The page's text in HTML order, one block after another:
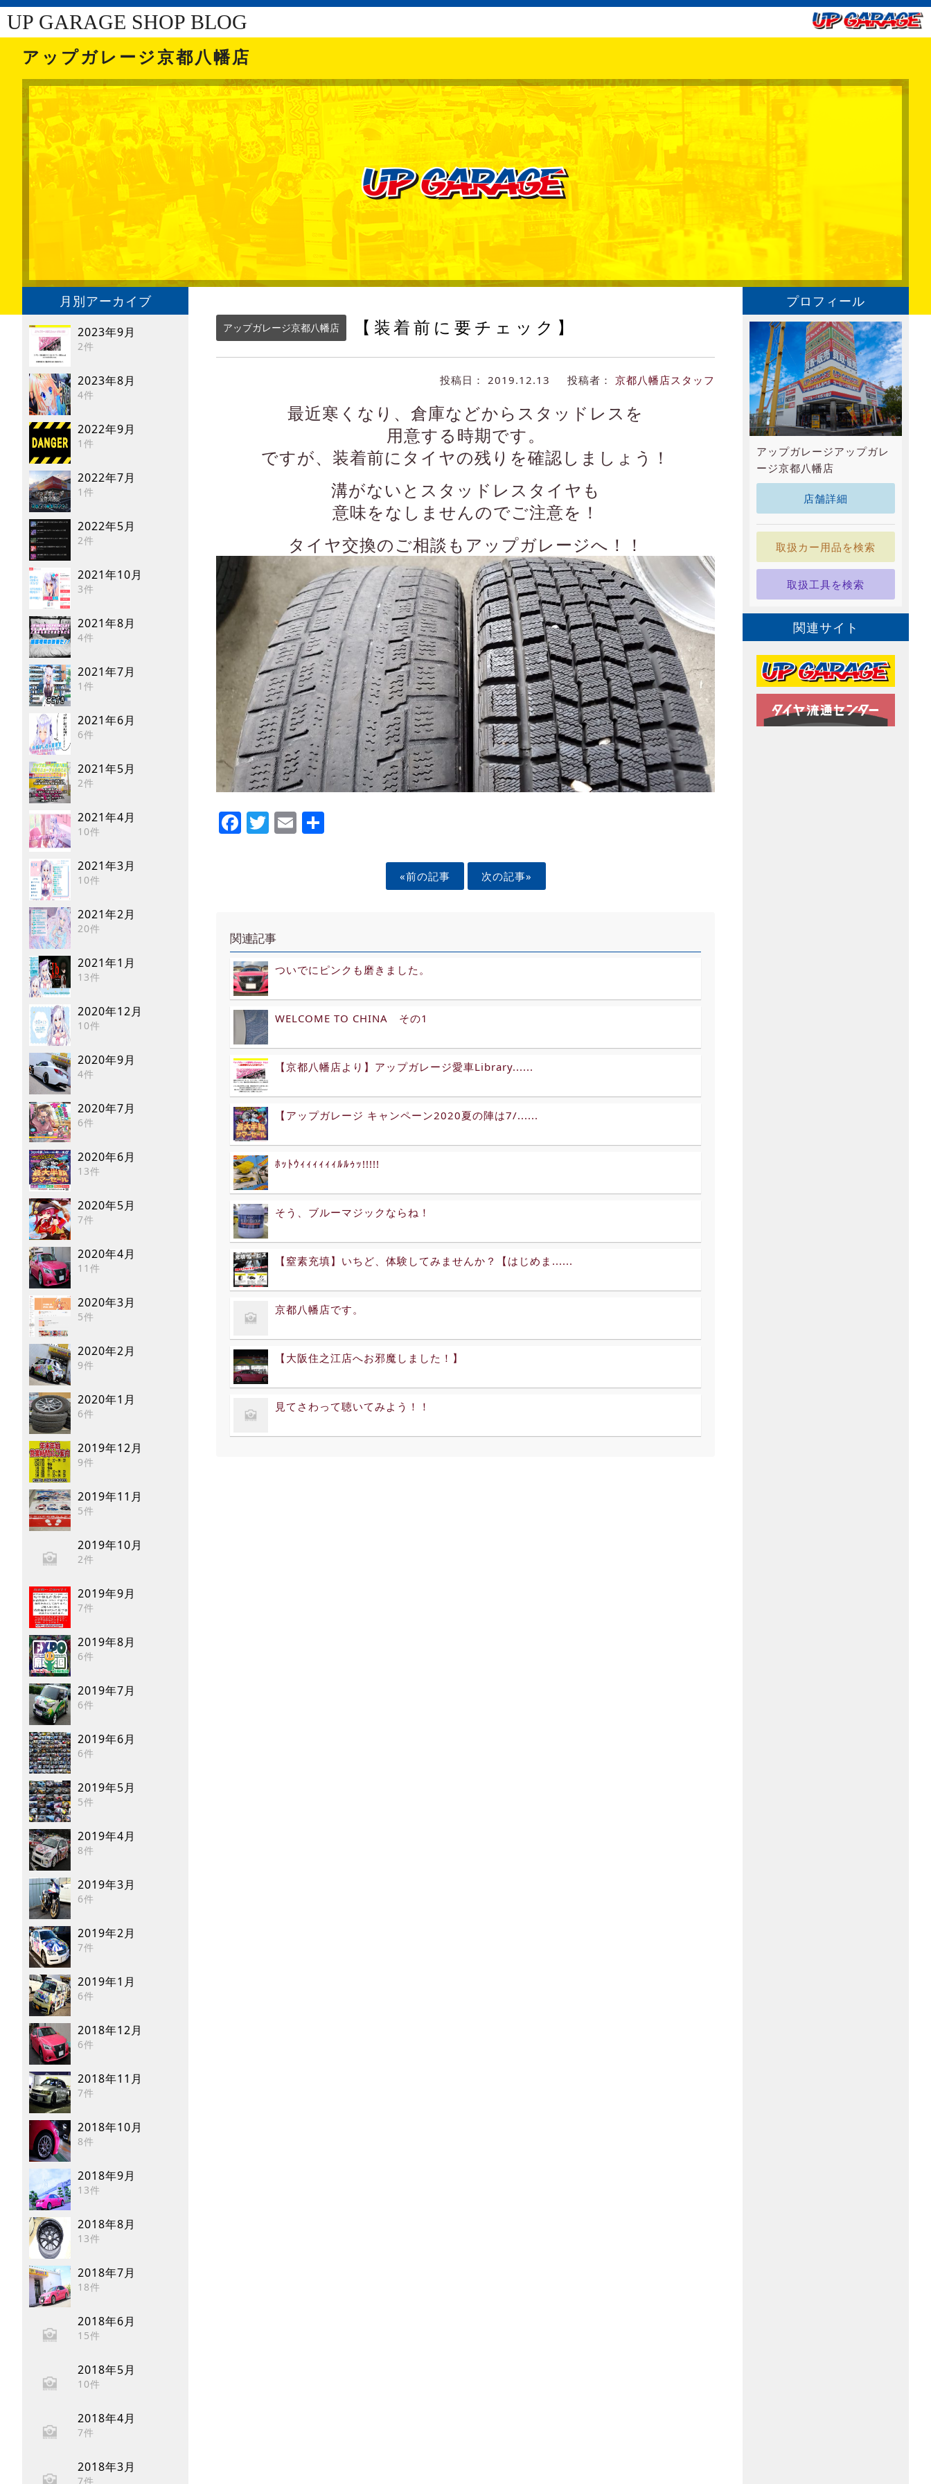
UP GARAGE SHOP BLOG
アップガレージ京都八幡店
月別アーカイブ
2023年9月
2件
2023年8月
4件
2022年9月
1件
2022年7月
1件
2022年5月
2件
2021年10月
3件
2021年8月
4件
2021年7月
1件
2021年6月
6件
2021年5月
2件
2021年4月
10件
2021年3月
10件
2021年2月
20件
2021年1月
13件
2020年12月
10件
2020年9月
4件
2020年7月
6件
2020年6月
13件
2020年5月
7件
2020年4月
11件
2020年3月
5件
2020年2月
9件
2020年1月
6件
2019年12月
9件
2019年11月
5件
2019年10月
2件
2019年9月
7件
2019年8月
6件
2019年7月
6件
2019年6月
6件
2019年5月
5件
2019年4月
8件
2019年3月
6件
2019年2月
7件
2019年1月
6件
2018年12月
6件
2018年11月
7件
2018年10月
8件
2018年9月
13件
2018年8月
13件
2018年7月
18件
2018年6月
15件
2018年5月
10件
2018年4月
7件
2018年3月
7件
アップガレージ京都八幡店 【装着前に要チェック】
投稿日： 2019.12.13 投稿者： 京都八幡店スタッフ
最近寒くなり、倉庫などからスタッドレスを
用意する時期です。
ですが、装着前にタイヤの残りを確認しましょう！
溝がないとスタッドレスタイヤも
意味をなしませんのでご注意を！
タイヤ交換のご相談もアップガレージへ！！
Facebook
Twitter
Email
«前の記事 次の記事»
関連記事
ついでにピンクも磨きました。
WELCOME TO CHINA その1
【京都八幡店より】アップガレージ愛車Library......
【アップガレージ キャンペーン2020夏の陣は7/......
ﾎｯﾄｳｨｨｨｨｨｨﾙﾙｩｯ!!!!!
そう、ブルーマジックならね！
【窒素充填】いちど、体験してみませんか？【はじめま......
京都八幡店です。
【大阪住之江店へお邪魔しました！】
見てさわって聴いてみよう！！
プロフィール
アップガレージアップガレ
ージ京都八幡店
店舗詳細
取扱カー用品を検索
取扱工具を検索
関連サイト